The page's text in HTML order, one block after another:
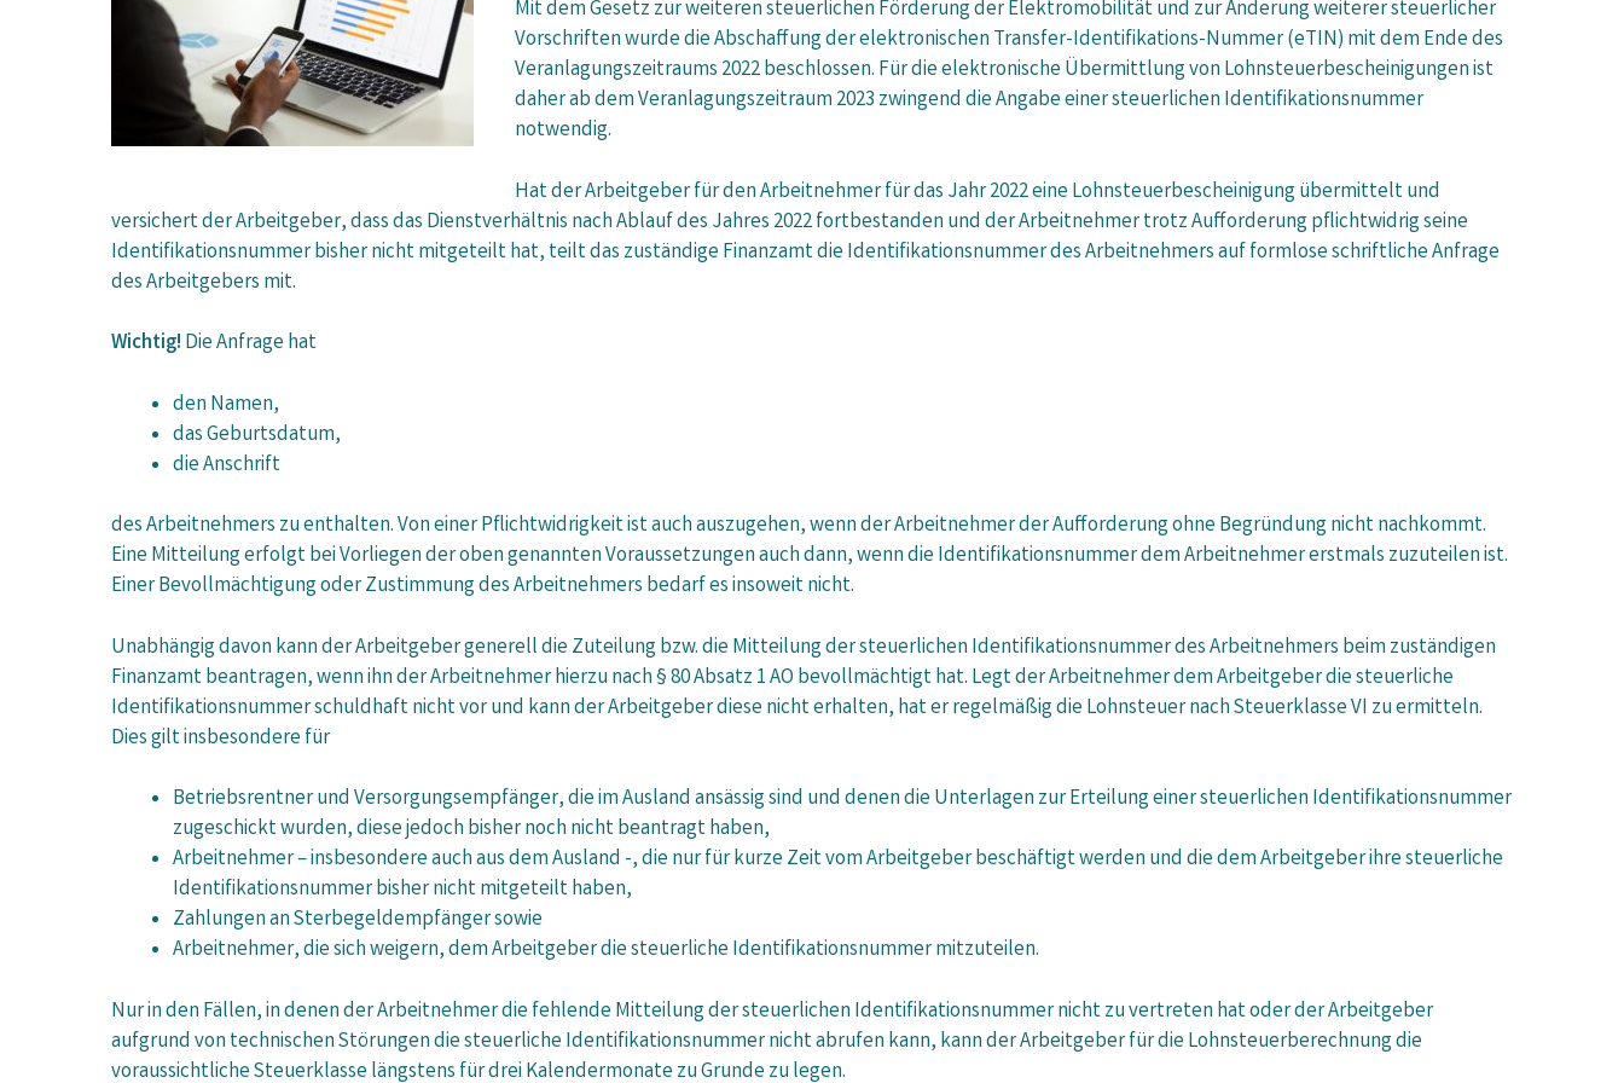
Mit dem Gesetz zur weiteren steuerlichen Förderung der Elektromobilität und zur Änderung weiterer steuerlicher
Vorschriften wurde die Abschaffung der elektronischen Transfer-Identifikations-Nummer (eTIN) mit dem Ende des
Veranlagungszeitraums 2022 beschlossen. Für die elektronische Übermittlung von Lohnsteuerbescheinigungen ist
daher ab dem Veranlagungszeitraum 2023 zwingend die Angabe einer steuerlichen Identifikationsnummer
notwendig.
Hat der Arbeitgeber für den Arbeitnehmer für das Jahr 2022 eine Lohnsteuerbescheinigung übermittelt und
versichert der Arbeitgeber, dass das Dienstverhältnis nach Ablauf des Jahres 2022 fortbestanden und der Arbeitnehmer trotz Aufforderung pflichtwidrig seine
Identifikationsnummer bisher nicht mitgeteilt hat, teilt das zuständige Finanzamt die Identifikationsnummer des Arbeitnehmers auf formlose schriftliche Anfrage
des Arbeitgebers mit.
Wichtig! Die Anfrage hat
den Namen,
das Geburtsdatum,
die Anschrift
des Arbeitnehmers zu enthalten. Von einer Pflichtwidrigkeit ist auch auszugehen, wenn der Arbeitnehmer der Aufforderung ohne Begründung nicht nachkommt.
Eine Mitteilung erfolgt bei Vorliegen der oben genannten Voraussetzungen auch dann, wenn die Identifikationsnummer dem Arbeitnehmer erstmals zuzuteilen ist.
Einer Bevollmächtigung oder Zustimmung des Arbeitnehmers bedarf es insoweit nicht.
Unabhängig davon kann der Arbeitgeber generell die Zuteilung bzw. die Mitteilung der steuerlichen Identifikationsnummer des Arbeitnehmers beim zuständigen
Finanzamt beantragen, wenn ihn der Arbeitnehmer hierzu nach § 80 Absatz 1 AO bevollmächtigt hat. Legt der Arbeitnehmer dem Arbeitgeber die steuerliche
Identifikationsnummer schuldhaft nicht vor und kann der Arbeitgeber diese nicht erhalten, hat er regelmäßig die Lohnsteuer nach Steuerklasse VI zu ermitteln.
Dies gilt insbesondere für
Betriebsrentner und Versorgungsempfänger, die im Ausland ansässig sind und denen die Unterlagen zur Erteilung einer steuerlichen Identifikationsnummer
zugeschickt wurden, diese jedoch bisher noch nicht beantragt haben,
Arbeitnehmer – insbesondere auch aus dem Ausland -, die nur für kurze Zeit vom Arbeitgeber beschäftigt werden und die dem Arbeitgeber ihre steuerliche
Identifikationsnummer bisher nicht mitgeteilt haben,
Zahlungen an Sterbegeldempfänger sowie
Arbeitnehmer, die sich weigern, dem Arbeitgeber die steuerliche Identifikationsnummer mitzuteilen.
Nur in den Fällen, in denen der Arbeitnehmer die fehlende Mitteilung der steuerlichen Identifikationsnummer nicht zu vertreten hat oder der Arbeitgeber
aufgrund von technischen Störungen die steuerliche Identifikationsnummer nicht abrufen kann, kann der Arbeitgeber für die Lohnsteuerberechnung die
voraussichtliche Steuerklasse längstens für drei Kalendermonate zu Grunde zu legen.